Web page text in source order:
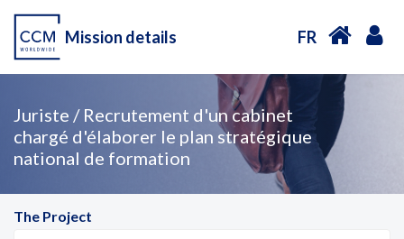
Mission details FR
Juriste / Recrutement d'un cabinet
chargé d'élaborer le plan stratégique
national de formation
The Project